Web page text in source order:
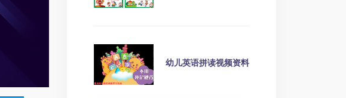
幼儿英语拼读视频资料